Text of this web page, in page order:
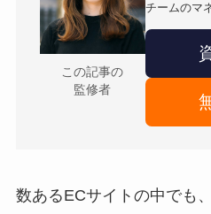
この記事の
監修者
チームのマ
数あるECサイトの中でも